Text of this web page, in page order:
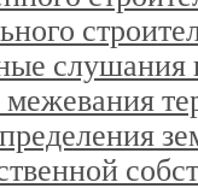
слушания
межевания